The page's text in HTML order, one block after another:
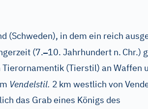
(Schweden), in dem ein reich
(7.–10. Jahrhundert n. Chr.)
(Tierstil) an Waffen
Vendelstil. 2 km westlich von
das Grab eines Königs des